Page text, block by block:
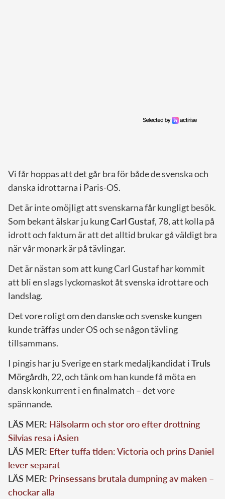
Vi får hoppas att det går bra för både de svenska och
danska idrottarna i Paris-OS.
Det är inte omöjligt att svenskarna får kungligt besök.
Som bekant älskar ju kungCarlGustaf, 78, att kolla på
idrott och faktum är att det alltid brukar gå väldigt bra
när vår monark är på tävlingar.
Det är nästan som att kung Carl Gustaf har kommit
att bli en slags lyckomaskot åt svenska idrottare och
landslag.
Det vore roligt om den danske och svenske kungen
kunde träffas under OS och se någon tävling
tillsammans.
I pingis har ju Sverige en stark medaljkandidat iTruls
Mörgårdh, 22, och tänk om han kunde få möta en
dansk konkurrent i en finalmatch – det vore
spännande.
LÄS MER: Hälsolarm och stor oro efter drottning
Silvias resa i Asien
LÄS MER: Efter tuffa tiden: Victoria och prins Daniel
lever separat
LÄS MER: Prinsessans brutala dumpning av maken –
chockar alla